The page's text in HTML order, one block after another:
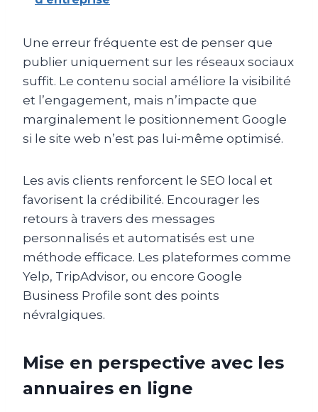
Une erreur fréquente est de penser que
publier uniquement sur les réseaux sociaux
suffit. Le contenu social améliore la visibilité
et l’engagement, mais n’impacte que
marginalement le positionnement Google
si le site web n’est pas lui-même optimisé.
Les avis clients renforcent le SEO local et
favorisent la crédibilité. Encourager les
retours à travers des messages
personnalisés et automatisés est une
méthode efficace. Les plateformes comme
Yelp, TripAdvisor, ou encore Google
Business Profile sont des points
névralgiques.
Mise en perspective avec les
annuaires en ligne